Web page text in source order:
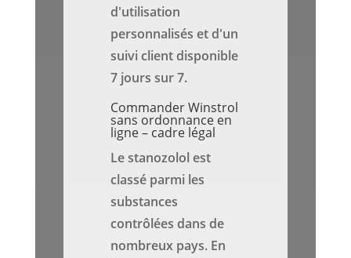
d'utilisation
personnalisés et d'un
suivi client disponible
7 jours sur 7.
Commander Winstrol
sans ordonnance en
ligne – cadre légal
Le stanozolol est
classé parmi les
substances
contrôlées dans de
nombreux pays. En